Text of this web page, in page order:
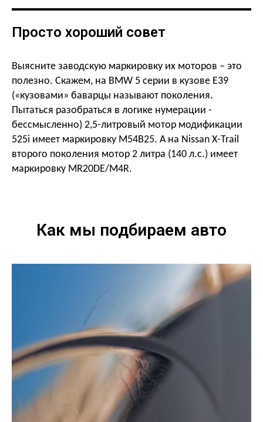
Просто хороший совет
Выясните заводскую маркировку их моторов – это
полезно. Скажем, на BMW 5 серии в кузове E39
(«кузовами» баварцы называют поколения.
Пытаться разобраться в логике нумерации -
бессмысленно) 2,5-литровый мотор модификации
525i имеет маркировку M54B25. А на Nissan X-Trail
второго поколения мотор 2 литра (140 л.с.) имеет
маркировку MR20DE/M4R.
Как мы подбираем авто